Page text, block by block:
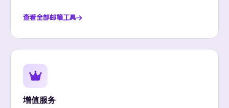
查看全部邮箱工具
增值服务